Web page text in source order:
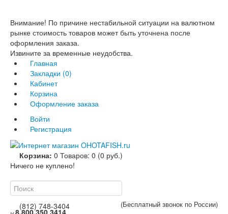
Внимание! По причине нестабильной ситуации на валютном
рынке стоимость товаров может быть уточнена после
оформления заказа.
Извините за временные неудобства.
Главная
Закладки (0)
Кабинет
Корзина
Оформление заказа
Войти
Регистрация
Корзина: 0 Товаров: 0 (0 руб.)
Ничего не куплено!
(812) 748-3404 (Бесплатный звонок по России)